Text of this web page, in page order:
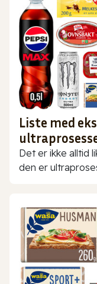
Liste med
Det er ikke alltid
den er